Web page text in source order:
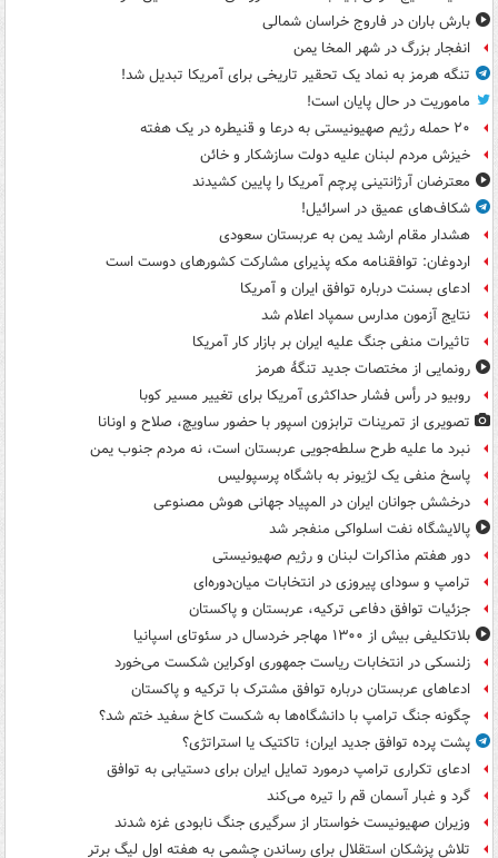
بارش باران در فاروج خراسان شمالی
انفجار بزرگ در شهر المخا یمن
تنگه هرمز به نماد یک تحقیر تاریخی برای آمریکا تبدیل شد!
ماموریت در حال پایان است!
۲۰ حمله رژیم صهیونیستی به درعا و قنیطره در یک هفته
خیزش مردم لبنان علیه دولت سازشکار و خائن
معترضان آرژانتینی پرچم آمریکا را پایین کشیدند
شکاف‌های عمیق در اسرائیل!
هشدار مقام ارشد یمن به عربستان سعودی
اردوغان: توافقنامه مکه پذیرای مشارکت کشورهای دوست است
ادعای بسنت درباره توافق ایران و آمریکا
نتایج آزمون مدارس سمپاد اعلام شد
تاثیرات منفی جنگ علیه ایران بر بازار کار آمریکا
رونمایی از مختصات جدید تنگۀ هرمز
روبیو در رأس فشار حداکثری آمریکا برای تغییر مسیر کوبا
تصویری از تمرینات ترابزون اسپور با حضور ساویچ، صلاح و اونانا
نبرد ما علیه طرح سلطه‌جویی عربستان است، نه مردم جنوب یمن
پاسخ منفی یک لژیونر به باشگاه پرسپولیس
درخشش جوانان ایران در المپیاد جهانی هوش مصنوعی
پالایشگاه نفت اسلواکی منفجر شد
دور هفتم مذاکرات لبنان و رژیم صهیونیستی
ترامپ و سودای پیروزی در انتخابات میان‌دوره‌ای
جزئیات توافق دفاعی ترکیه، عربستان و پاکستان
بلاتکلیفی بیش از ۱۳۰۰ مهاجر خردسال در سئوتای اسپانیا
زلنسکی در انتخابات ریاست جمهوری اوکراین شکست می‌خورد
ادعاهای عربستان درباره توافق مشترک با ترکیه و پاکستان
چگونه جنگ ترامپ با دانشگاه‌ها به شکست کاخ سفید ختم شد؟
پشت پرده توافق جدید ایران؛ تاکتیک یا استراتژی؟
ادعای تکراری ترامپ درمورد تمایل ایران برای دستیابی به توافق
گرد و غبار آسمان قم را تیره می‌کند
وزیران صهیونیست خواستار از سرگیری جنگ نابودی غزه شدند
تلاش پزشکان استقلال برای رساندن چشمی به هفته اول لیگ برتر